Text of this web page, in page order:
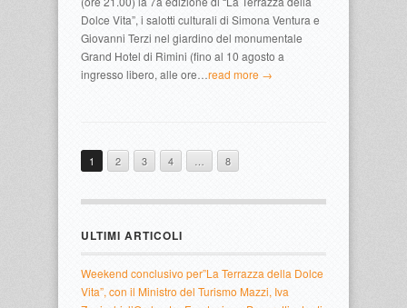
Dolce Vita”, i salotti culturali di Simona Ventura e
Giovanni Terzi nel giardino del monumentale
Grand Hotel di Rimini (fino al 10 agosto a
ingresso libero, alle ore…read more →
1 2 3 4 … 8
ULTIMI ARTICOLI
Weekend conclusivo per”La Terrazza della Dolce
Vita”, con il Ministro del Turismo Mazzi, Iva